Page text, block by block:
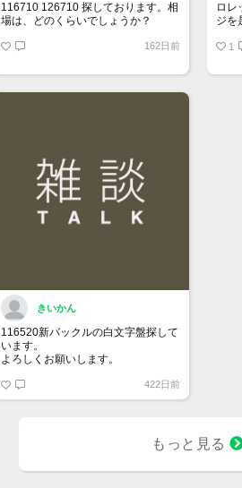
116710 126710 探しております。相
場は、どのくらいでしょうか？
162日前
ロレ
ジを
1
きいかん
116520新バックルの白文字盤探して
います。
よろしくお願いします。
422日前
もっと見る